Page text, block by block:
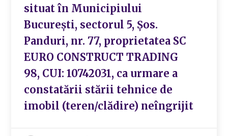
situat în Municipiului
București, sectorul 5, Șos.
Panduri, nr. 77, proprietatea SC
EURO CONSTRUCT TRADING
98, CUI: 10742031, ca urmare a
constatării stării tehnice de
imobil (teren/clădire) neîngrijit